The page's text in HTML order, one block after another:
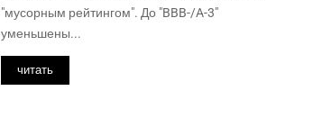
"мусорным рейтингом". До "BBB-/A-3"
уменьшены...
читать